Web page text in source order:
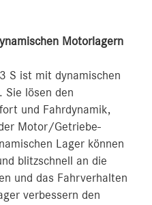
Motorlagern
S ist mit dynamischen
Sie lösen den
und Fahrdynamik,
Motor/Getriebe-
Lager können
blitzschnell an die
und das Fahrverhalten
verbessern den